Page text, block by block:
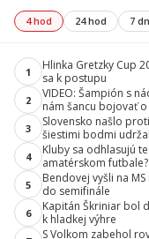
4 hod 24 hod 7
1
Hlinka Gretzky Cup
sa k postupu
2
VIDEO: Šampión s
nám šancu bojovať
3
Slovensko našlo
šiestimi bodmi
4
Kluby sa odhlasujú
amatérskom futbale?
5
Bendovej vyšli na
do semifinále
6
Kapitán Škriniar bol
k hladkej výhre
S Volkom zabehol